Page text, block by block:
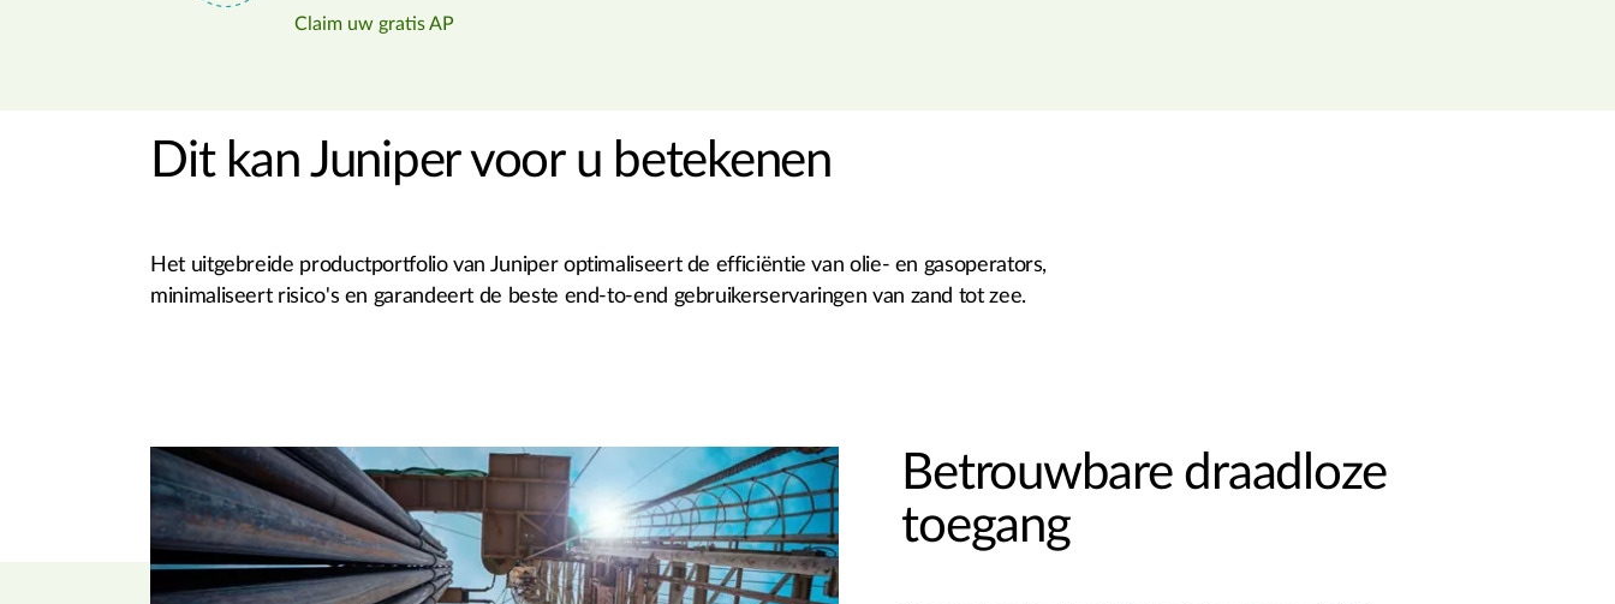
Claim uw gratis AP
Dit kan Juniper voor u betekenen
Het uitgebreide productportfolio van Juniper optimaliseert de efficiëntie van olie- en gasoperators,
minimaliseert risico's en garandeert de beste end-to-end gebruikerservaringen van zand tot zee.
Betrouwbare draadloze
toegang